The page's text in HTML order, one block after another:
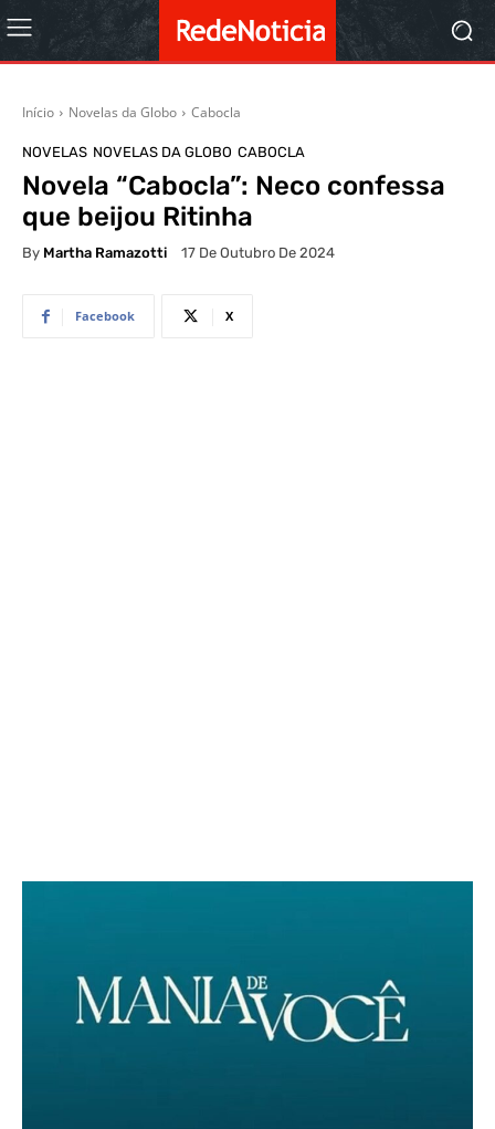
Início Novelas da Globo Cabocla
NOVELAS NOVELAS DA GLOBO CABOCLA
Novela “Cabocla”: Neco confessa
que beijou Ritinha
By Martha Ramazotti 17 De Outubro De 2024
Facebook X